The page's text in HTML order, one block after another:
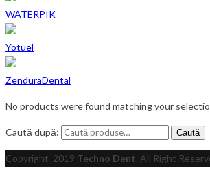
WATERPIK
Yotuel
ZenduraDental
No products were found matching your
Caută după: Caută
Copyright 2019 Techno Dent. All Right